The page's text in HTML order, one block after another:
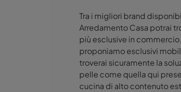
Tra i migliori brand
Arredamento Casa potrai
più esclusive in
proponiamo esclusivi
troverai sicuramente la
pelle come quella qui
cucina di alto contenuto